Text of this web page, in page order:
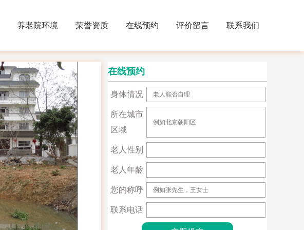
养老院环境 荣誉资质 在线预约 评价留言 联系我们
在线预约
身体情况
所在城市
区域
老人性别
老人年龄
您的称呼
联系电话